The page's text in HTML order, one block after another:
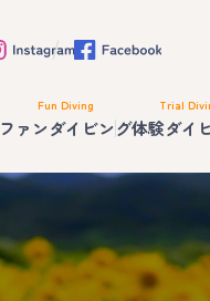
Fun Diving
ファンダイビング
Trial
体験ダイ